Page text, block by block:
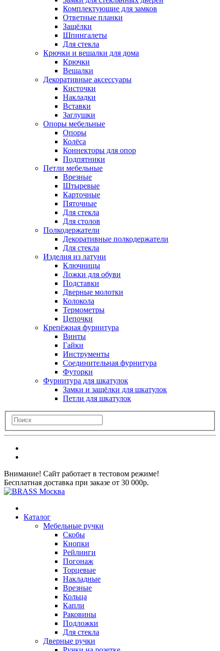
Комплектующие для замков
Ответные планки
Защёлки
Шпингалеты
Для стекла
Крючки и вешалки для дома
Крючки
Вешалки
Декоративные аксессуары
Кисточки
Накладки
Вставки
Заглушки
Опоры мебельные
Опоры
Колёса
Коннекторы для опор
Подпятники
Петли мебельные
Врезные
Штыревые
Карточные
Пяточные
Для стекла
Для столов
Полкодержатели
Декоративные полкодержатели
Для стекла
Изделия из латуни
Ключницы
Ложки для обуви
Подставки
Дверные молотки
Колокола
Термометры
Цепочки
Крепёжная фурнитура
Винты
Гайки
Инструменты
Соединительная фурнитура
Футорки
Фурнитура для шкатулок
Замки и защёлки для шкатулок
Петли для шкатулок
Внимание! Сайт работает в тестовом режиме!
Бесплатная доставка при заказе от 30 000р.
Каталог
Мебельные ручки
Скобы
Кнопки
Рейлинги
Погонаж
Торцевые
Накладные
Врезные
Кольца
Капли
Раковины
Подложки
Для стекла
Дверные ручки